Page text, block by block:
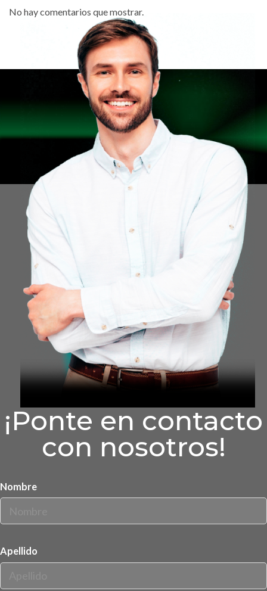
No hay comentarios que mostrar.
¡Ponte en contacto
con nosotros!
Nombre
Apellido